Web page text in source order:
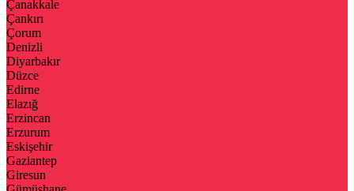
Çanakkale
Çankırı
Çorum
Denizli
Diyarbakır
Düzce
Edirne
Elazığ
Erzincan
Erzurum
Eskişehir
Gaziantep
Giresun